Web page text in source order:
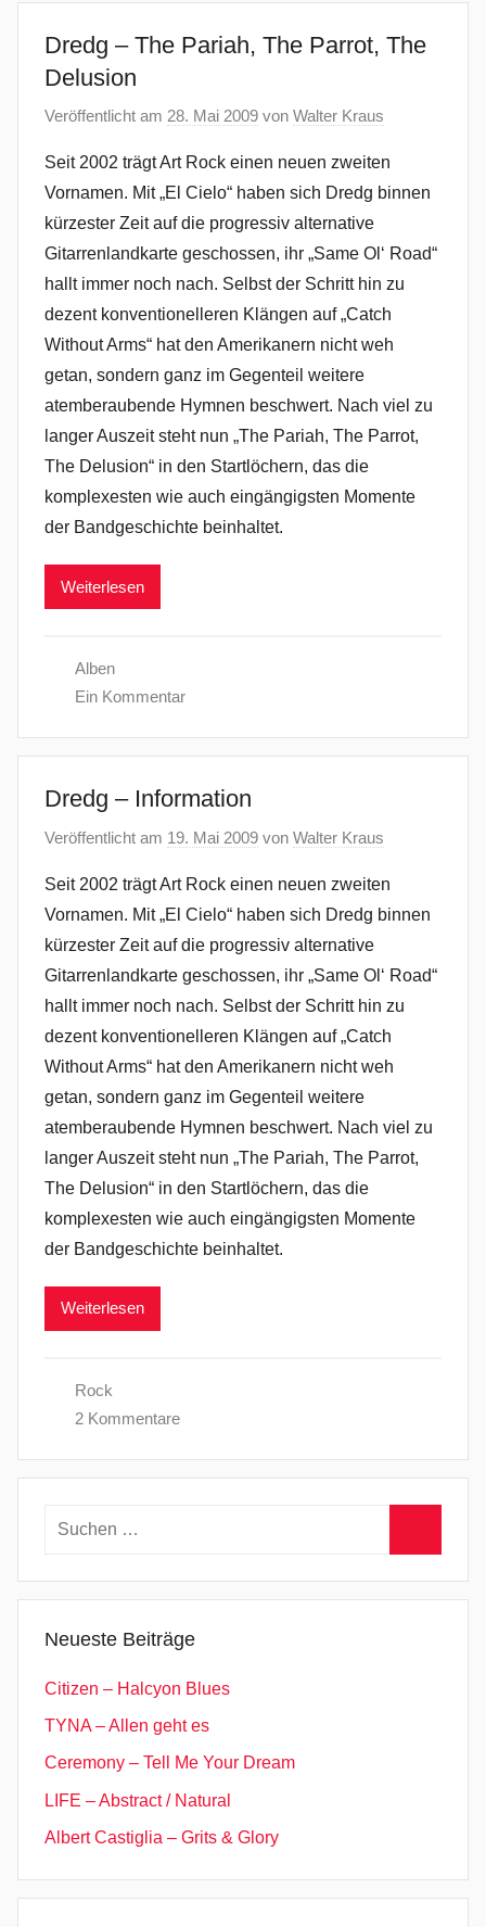
Dredg – The Pariah, The Parrot, The
Delusion
Veröffentlicht am 28. Mai 2009 von Walter Kraus
Seit 2002 trägt Art Rock einen neuen zweiten
Vornamen. Mit „El Cielo“ haben sich Dredg binnen
kürzester Zeit auf die progressiv alternative
Gitarrenlandkarte geschossen, ihr „Same Ol‘ Road“
hallt immer noch nach. Selbst der Schritt hin zu
dezent konventionelleren Klängen auf „Catch
Without Arms“ hat den Amerikanern nicht weh
getan, sondern ganz im Gegenteil weitere
atemberaubende Hymnen beschwert. Nach viel zu
langer Auszeit steht nun „The Pariah, The Parrot,
The Delusion“ in den Startlöchern, das die
komplexesten wie auch eingängigsten Momente
der Bandgeschichte beinhaltet.
Weiterlesen
Alben
Ein Kommentar
Dredg – Information
Veröffentlicht am 19. Mai 2009 von Walter Kraus
Seit 2002 trägt Art Rock einen neuen zweiten
Vornamen. Mit „El Cielo“ haben sich Dredg binnen
kürzester Zeit auf die progressiv alternative
Gitarrenlandkarte geschossen, ihr „Same Ol‘ Road“
hallt immer noch nach. Selbst der Schritt hin zu
dezent konventionelleren Klängen auf „Catch
Without Arms“ hat den Amerikanern nicht weh
getan, sondern ganz im Gegenteil weitere
atemberaubende Hymnen beschwert. Nach viel zu
langer Auszeit steht nun „The Pariah, The Parrot,
The Delusion“ in den Startlöchern, das die
komplexesten wie auch eingängigsten Momente
der Bandgeschichte beinhaltet.
Weiterlesen
Rock
2 Kommentare
Suchen
Neueste Beiträge
Citizen – Halcyon Blues
TYNA – Allen geht es
Ceremony – Tell Me Your Dream
LIFE – Abstract / Natural
Albert Castiglia – Grits & Glory